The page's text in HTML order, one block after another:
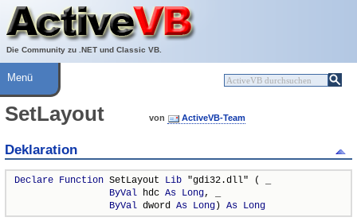
Die Community zu .NET und Classic VB.
Über ActiveVB
Hilfe
Menü
SetLayout von ActiveVB-Team
Deklaration
Declare Function SetLayout Lib "gdi32.dll" ( _
ByVal hdc As Long, _
ByVal dword As Long) As Long